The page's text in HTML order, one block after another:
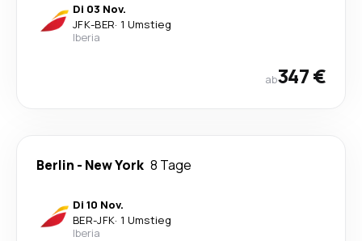
Di 03 Nov.
JFK-BER· 1 Umstieg
Iberia
ab347 €
Berlin - New York 8 Tage
Di 10 Nov.
BER-JFK· 1 Umstieg
Iberia